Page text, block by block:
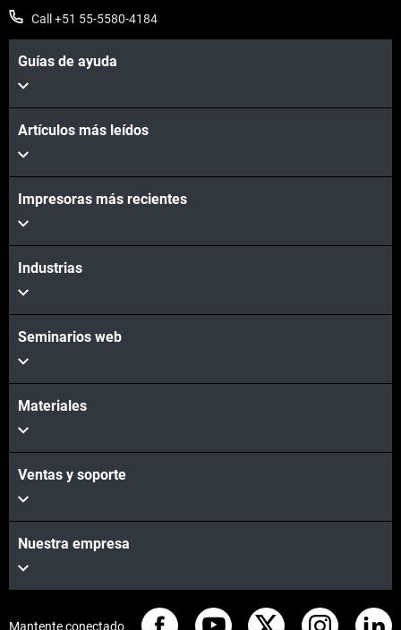
Call +51 55-5580-4184
Guías de ayuda
Artículos más leídos
Impresoras más recientes
Industrias
Seminarios web
Materiales
Ventas y soporte
Nuestra empresa
Mantente conectado